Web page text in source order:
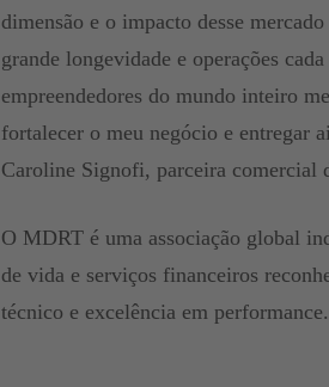
dimensão e o impacto desse
grande longevidade e operações
empreendedores do mundo inteiro
fortalecer o meu negócio e entregar
Caroline Signofi, parceira comercial
O MDRT é uma associação global
de vida e serviços financeiros
técnico e excelência em performance.